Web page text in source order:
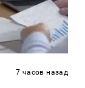
7 часов назад